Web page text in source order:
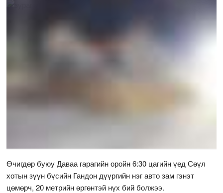
Өчигдөр буюу Даваа гарагийн оройн 6:30 цагийн үед Сөүл
хотын зүүн бүсийн Гандон дүүргийн нэг авто зам гэнэт
цөмөрч, 20 метрийн өргөнтэй нүх бий болжээ.